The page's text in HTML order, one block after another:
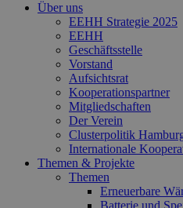
Über uns
EEHH Strategie 2025
EEHH
Geschäftsstelle
Vorstand
Aufsichtsrat
Kooperationspartner
Mitgliedschaften
Der Verein
Clusterpolitik
Internationale
Themen & Projekte
Themen
Erneuerbare
Batterie und